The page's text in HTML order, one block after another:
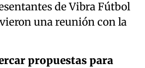
de Vibra Fútbol
una reunión con la
propuestas para